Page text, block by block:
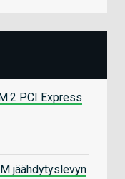
PCI Express
jäähdytyslevyn